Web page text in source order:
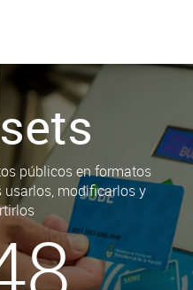
públicos en formatos
usarlos, modificarlos y